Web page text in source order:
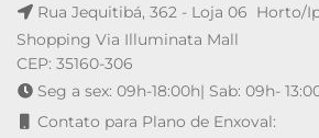
Rua Jequitibá, 362 - Loja 06 Horto/
Shopping Via Illuminata Mall
CEP: 35160-306
Seg a sex: 09h-18:00h| Sab: 09h-
Contato para Plano de Enxoval: